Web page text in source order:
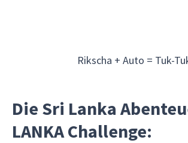
Rikscha + Auto = Tuk-
Die Sri Lanka
LANKA Challenge: